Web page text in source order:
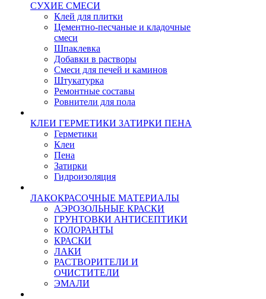
СУХИЕ СМЕСИ
Клей для плитки
Цементно-песчаные и кладочные
смеси
Шпаклевка
Добавки в растворы
Смеси для печей и каминов
Штукатурка
Ремонтные составы
Ровнители для пола
КЛЕИ ГЕРМЕТИКИ ЗАТИРКИ ПЕНА
Герметики
Клеи
Пена
Затирки
Гидроизоляция
ЛАКОКРАСОЧНЫЕ МАТЕРИАЛЫ
АЭРОЗОЛЬНЫЕ КРАСКИ
ГРУНТОВКИ АНТИСЕПТИКИ
КОЛОРАНТЫ
КРАСКИ
ЛАКИ
РАСТВОРИТЕЛИ И
ОЧИСТИТЕЛИ
ЭМАЛИ